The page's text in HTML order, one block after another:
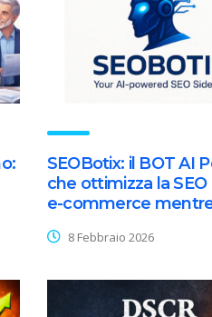
SEOBotix: il BOT AI
che ottimizza la
e-commerce
8 Febbraio 2026